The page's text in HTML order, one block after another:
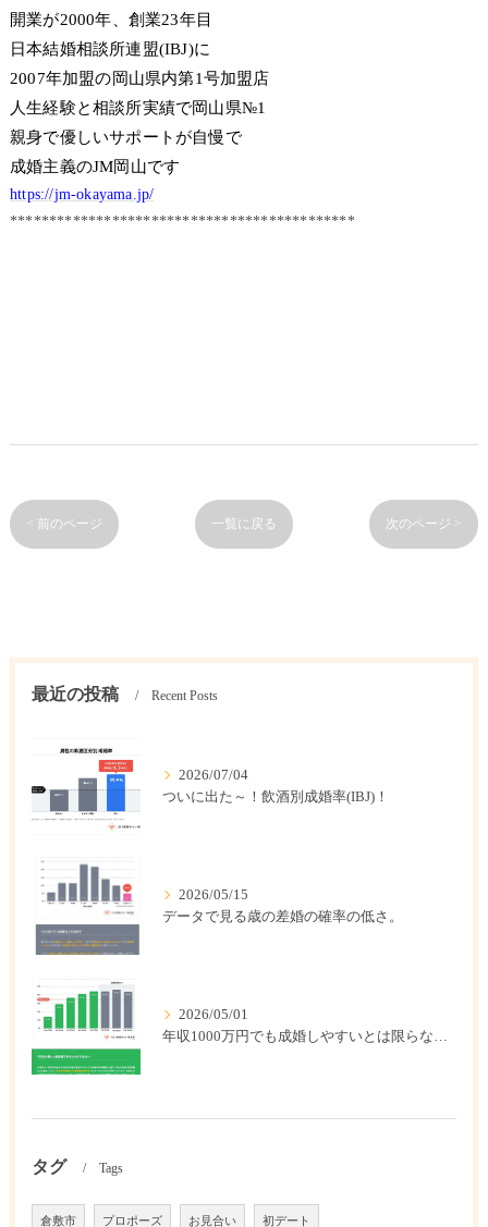
開業が2000年、創業23年目
日本結婚相談所連盟(IBJ)に
2007年加盟の岡山県内第1号加盟店
人生経験と相談所実績で岡山県№1
親身で優しいサポートが自慢で
成婚主義のJM岡山です
https://jm-okayama.jp/
********************************************
< 前のページ 一覧に戻る 次のページ >
最近の投稿 Recent Posts
2026/07/04
ついに出た～！飲酒別成婚率(IBJ)！
2026/05/15
データで見る歳の差婚の確率の低さ。
2026/05/01
年収1000万円でも成婚しやすいとは限らない? 「年収帯別の成婚率」のリアル
タグ Tags
倉敷市 プロポーズ お見合い 初デート